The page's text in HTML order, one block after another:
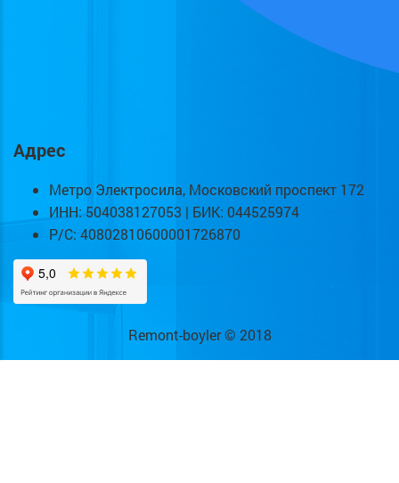
Адрес
Метро Электросила, Московский проспект 172
ИНН: 504038127053 | БИК: 044525974
Р/С: 40802810600001726870
Remont-boyler © 2018